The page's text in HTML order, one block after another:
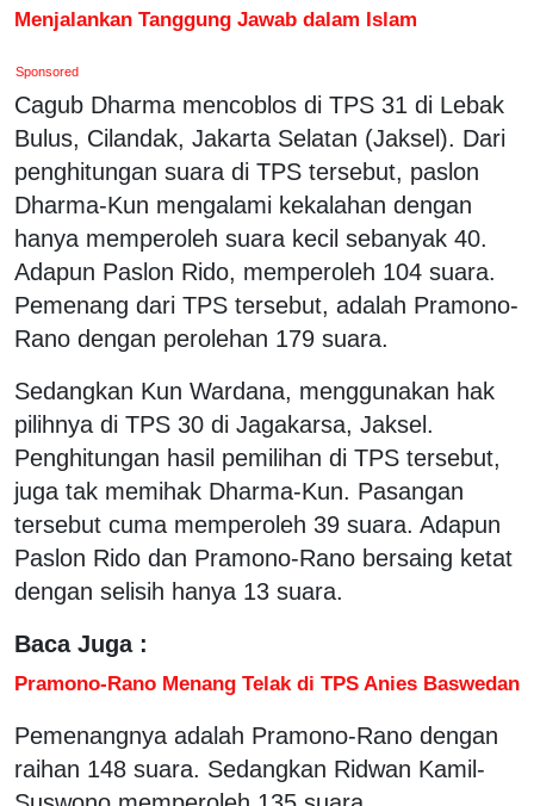
Menjalankan Tanggung Jawab dalam Islam
Sponsored
Cagub Dharma mencoblos di TPS 31 di Lebak
Bulus, Cilandak, Jakarta Selatan (Jaksel). Dari
penghitungan suara di TPS tersebut, paslon
Dharma-Kun mengalami kekalahan dengan
hanya memperoleh suara kecil sebanyak 40.
Adapun Paslon Rido, memperoleh 104 suara.
Pemenang dari TPS tersebut, adalah Pramono-
Rano dengan perolehan 179 suara.
Sedangkan Kun Wardana, menggunakan hak
pilihnya di TPS 30 di Jagakarsa, Jaksel.
Penghitungan hasil pemilihan di TPS tersebut,
juga tak memihak Dharma-Kun. Pasangan
tersebut cuma memperoleh 39 suara. Adapun
Paslon Rido dan Pramono-Rano bersaing ketat
dengan selisih hanya 13 suara.
Baca Juga :
Pramono-Rano Menang Telak di TPS Anies Baswedan
Pemenangnya adalah Pramono-Rano dengan
raihan 148 suara. Sedangkan Ridwan Kamil-